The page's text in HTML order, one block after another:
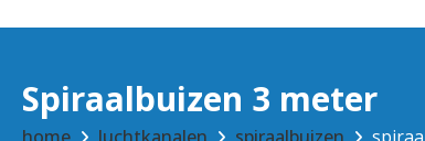
Spiraalbuizen 3 meter